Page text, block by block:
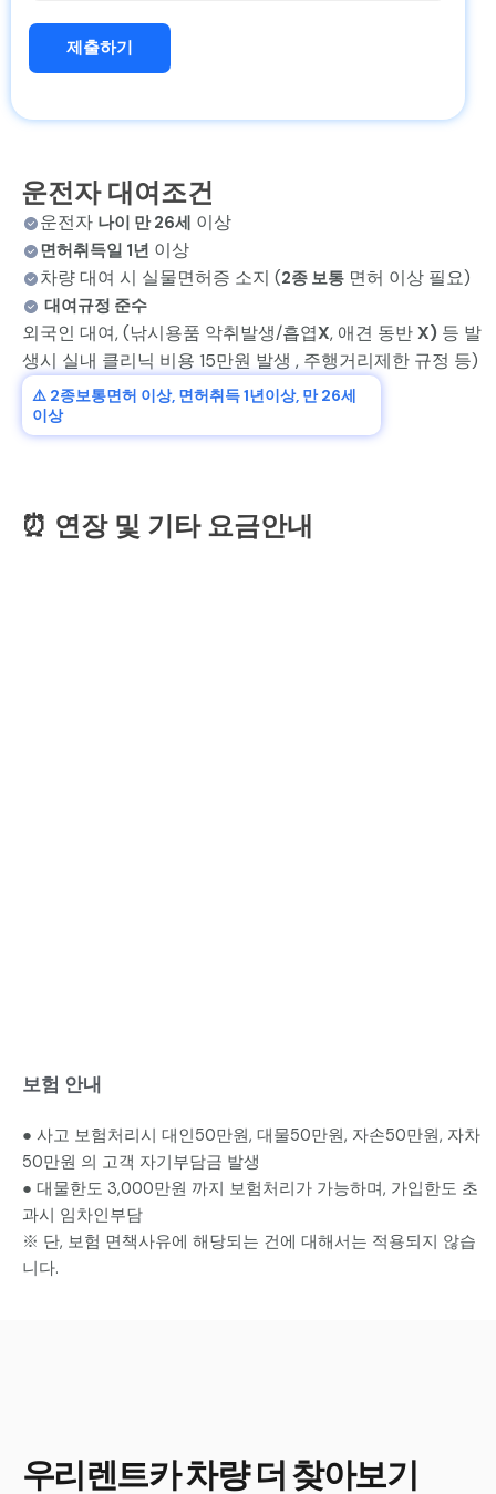
제출하기
운전자 대여조건
운전자 나이 만 26세 이상
면허취득일 1년 이상
차량 대여 시 실물면허증 소지 (2종 보통 면허 이상 필요)
대여규정 준수
외국인 대여, (낚시용품 악취발생/흡엽X, 애견 동반X) 등 발
생시 실내 클리닉 비용 15만원 발생 , 주행거리제한 규정 등)
⚠️ 2종보통면허 이상, 면허취득 1년이상, 만 26세
이상
⏰ 연장 및 기타 요금안내
보험 안내
● 사고 보험처리시 대인50만원, 대물50만원, 자손50만원, 자차
50만원 의 고객 자기부담금 발생
● 대물한도 3,000만원 까지 보험처리가 가능하며, 가입한도 초
과시 임차인부담
※ 단, 보험 면책사유에 해당되는 건에 대해서는 적용되지 않습
니다.
우리렌트카 차량 더 찾아보기